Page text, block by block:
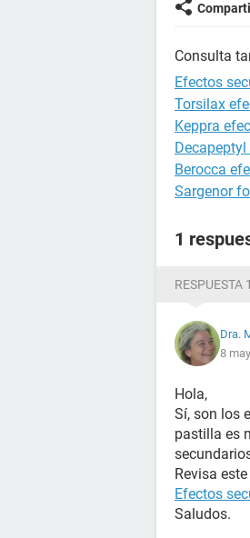
Consulta
Efectos
Torsilax
Keppra
Berocca
Sargenor
1
RESPUESTA
Dra.
8
Hola,
Sí, son los
pastilla es
Revisa
Efectos
Saludos.